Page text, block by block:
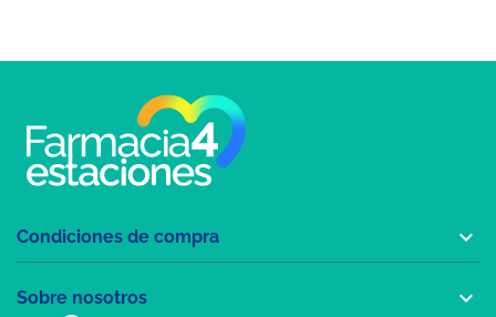
Condiciones de compra 
Sobre nosotros 